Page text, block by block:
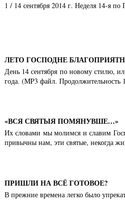
1 / 14 сентября 2014 г. Неделя 14-я
ЛЕТО ГОСПОДНЕ
День 14 сентября по новому стилю,
года. (MP3 файл.
«ВСЯ СВЯТЫЯ ПОМЯНУВШЕ…»
Их словами мы молимся и славим
привычны нам, эти святые, некогда
ПРИШЛИ НА ВСЁ ГОТОВОЕ?
В прежние времена легко было